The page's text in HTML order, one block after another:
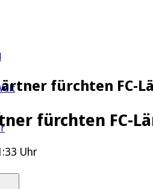
fürchten FC-
fürchten FC-
Uhr